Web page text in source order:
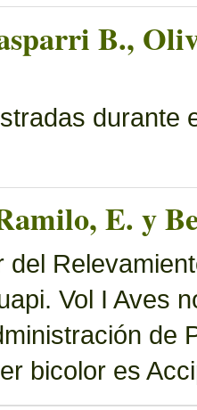
B.,
durante
E. y
del
Vol I Aves
de
bicolor es